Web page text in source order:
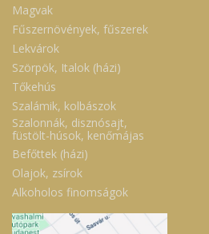
Magvak
Fűszernövények, fűszerek
Lekvárok
Szörpök, Italok (házi)
Tőkehús
Szalámik, kolbászok
Szalonnák, disznósajt,
füstölt-húsok, kenőmájas
Befőttek (házi)
Olajok, zsírok
Alkoholos finomságok